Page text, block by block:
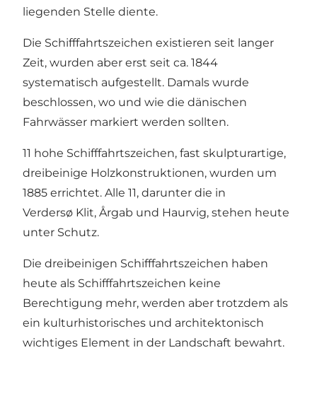
liegenden Stelle diente.
Die Schifffahrtszeichen existieren seit langer
Zeit, wurden aber erst seit ca. 1844
systematisch aufgestellt. Damals wurde
beschlossen, wo und wie die dänischen
Fahrwässer markiert werden sollten.
11 hohe Schifffahrtszeichen, fast skulpturartige,
dreibeinige Holzkonstruktionen, wurden um
1885 errichtet. Alle 11, darunter die in
Verdersø Klit, Årgab und Haurvig, stehen heute
unter Schutz.
Die dreibeinigen Schifffahrtszeichen haben
heute als Schifffahrtszeichen keine
Berechtigung mehr, werden aber trotzdem als
ein kulturhistorisches und architektonisch
wichtiges Element in der Landschaft bewahrt.